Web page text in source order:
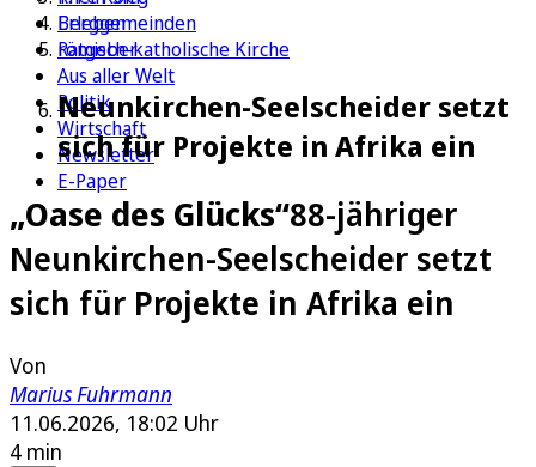
Erleben
Ratgeber
Aus aller Welt
Politik
Wirtschaft
Newsletter
E-Paper
Berggemeinden
römisch-katholische Kirche
Neunkirchen-Seelscheider setzt
sich für Projekte in Afrika ein
„Oase des Glücks“88-jähriger
Neunkirchen-Seelscheider setzt
sich für Projekte in Afrika ein
Von
Marius Fuhrmann
11.06.2026, 18:02 Uhr
4 min